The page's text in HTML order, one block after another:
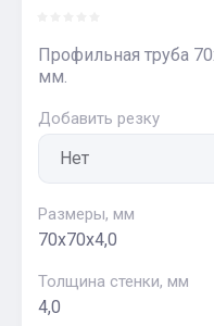
Профильная труба
мм.
Добавить резку
Размеры, мм
70х70х4,0
Толщина стенки, мм
4,0